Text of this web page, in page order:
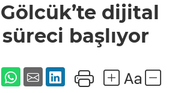
ruhsat
süreci
başlıyor
dijital
başlıyor